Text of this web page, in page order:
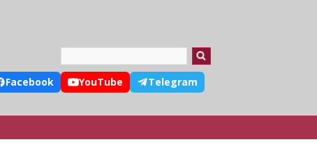
Facebook YouTube Telegram